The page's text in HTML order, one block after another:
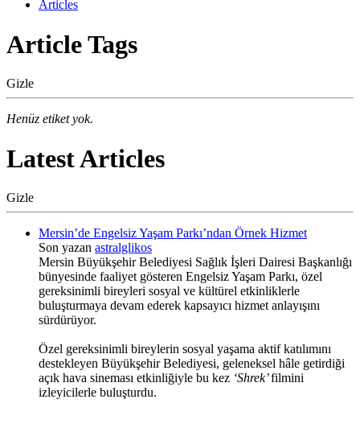
Articles
Article Tags
Gizle
Henüz etiket yok.
Latest Articles
Gizle
Mersin’de Engelsiz Yaşam Parkı’ndan Örnek Hizmet
Son yazan astralglikos
Mersin Büyükşehir Belediyesi Sağlık İşleri Dairesi Başkanlığı
bünyesinde faaliyet gösteren Engelsiz Yaşam Parkı, özel
gereksinimli bireyleri sosyal ve kültürel etkinliklerle
buluşturmaya devam ederek kapsayıcı hizmet anlayışını
sürdürüyor.
Özel gereksinimli bireylerin sosyal yaşama aktif katılımını
destekleyen Büyükşehir Belediyesi, geleneksel hâle getirdiği
açık hava sineması etkinliğiyle bu kez ‘Shrek’filmini
izleyicilerle buluşturdu.